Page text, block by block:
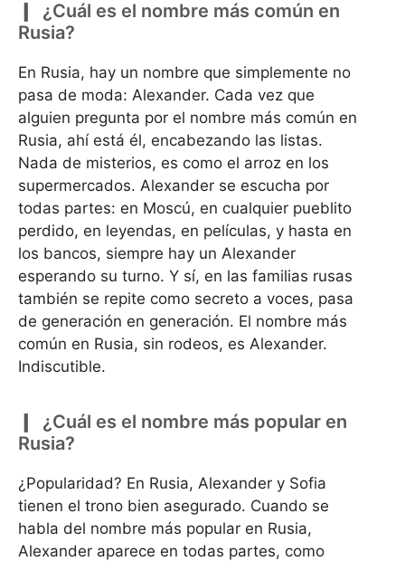
¿Cuál es el nombre más común en
Rusia?
En Rusia, hay un nombre que simplemente no
pasa de moda: Alexander. Cada vez que
alguien pregunta por el nombre más común en
Rusia, ahí está él, encabezando las listas.
Nada de misterios, es como el arroz en los
supermercados. Alexander se escucha por
todas partes: en Moscú, en cualquier pueblito
perdido, en leyendas, en películas, y hasta en
los bancos, siempre hay un Alexander
esperando su turno. Y sí, en las familias rusas
también se repite como secreto a voces, pasa
de generación en generación. El nombre más
común en Rusia, sin rodeos, es Alexander.
Indiscutible.
¿Cuál es el nombre más popular en
Rusia?
¿Popularidad? En Rusia, Alexander y Sofia
tienen el trono bien asegurado. Cuando se
habla del nombre más popular en Rusia,
Alexander aparece en todas partes, como